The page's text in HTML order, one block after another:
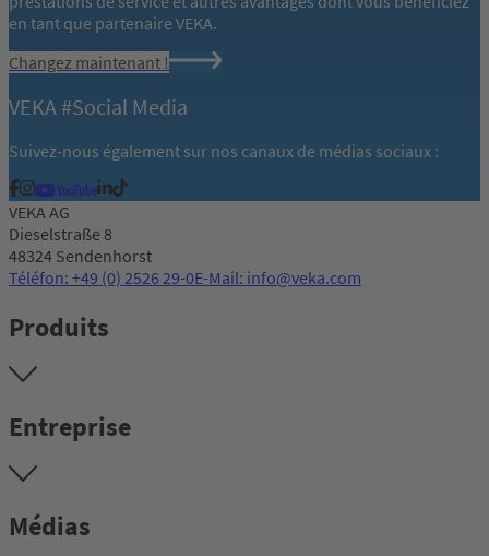
en tant que partenaire VEKA.
Changez maintenant !
VEKA #Social Media
Suivez-nous également sur nos canaux de médias sociaux :
VEKA AG
Dieselstraße 8
48324 Sendenhorst
Téléfon: +49 (0) 2526 29-0E-Mail: info@veka.com
Produits
Entreprise
Médias